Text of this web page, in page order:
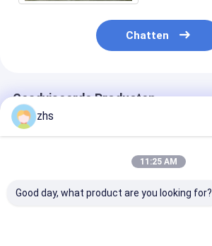
Chatten
Geadviseerde Producten
zhs
11:25 AM
Good day, what product are you looking for?